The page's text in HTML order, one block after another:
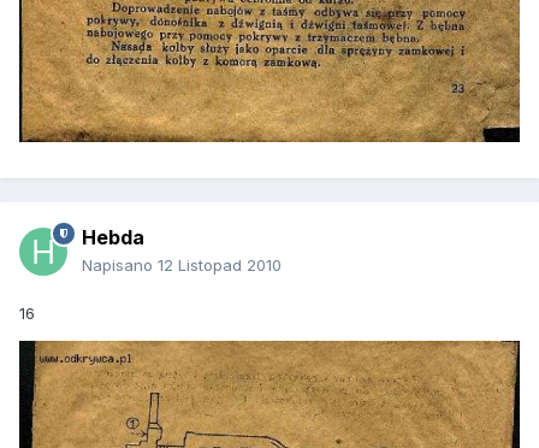
Hebda
Napisano 12 Listopad 2010
16